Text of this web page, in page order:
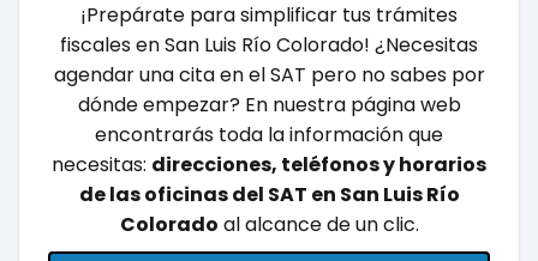
¡Prepárate para simplificar tus trámites
fiscales en San Luis Río Colorado! ¿Necesitas
agendar una cita en el SAT pero no sabes por
dónde empezar? En nuestra página web
encontrarás toda la información que
necesitas: direcciones, teléfonos y horarios
de las oficinas del SAT en San Luis Río
Colorado al alcance de un clic.